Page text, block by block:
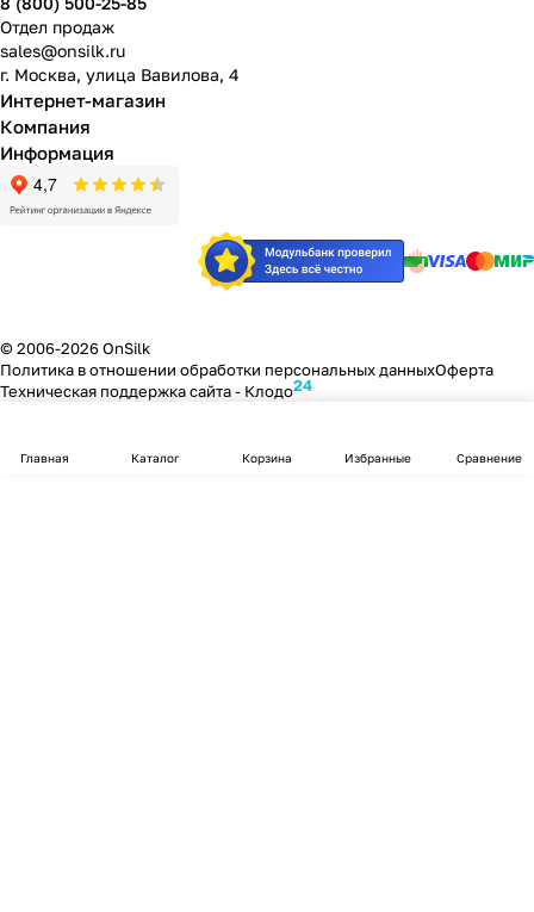
Отдел продаж
sales@onsilk.ru
г. Москва, улица Вавилова, 4
Интернет-магазин
Компания
Информация
© 2006-2026 OnSilk
Политика в отношении обработки персональных данныхОферта
Техническая поддержка сайта - Клодо24
Главная Каталог Корзина Избранные Сравнение